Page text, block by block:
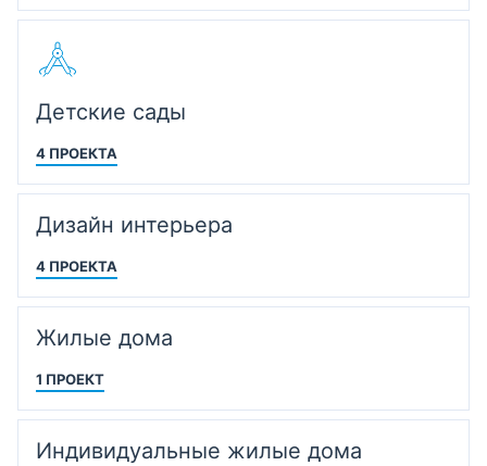
Детские сады
4 ПРОЕКТА
Дизайн интерьера
4 ПРОЕКТА
Жилые дома
1 ПРОЕКТ
Индивидуальные жилые дома